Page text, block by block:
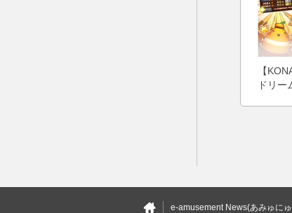
【
ドリー
e-amusement News(あみゅに